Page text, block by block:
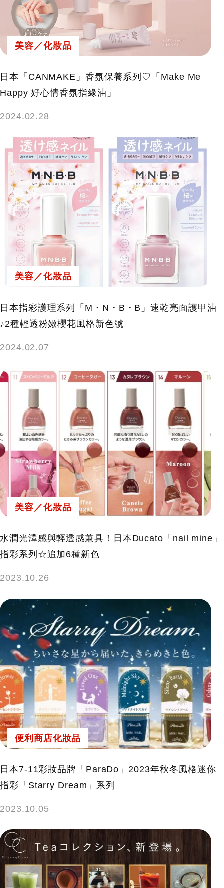
美容／化妝品
日本「CANMAKE」香氛保養系列♡「Make Me
Happy 好心情香氛指緣油」
2024.02.28
美容／化妝品
日本指彩護理系列「M・N・B・B」速乾亮面護甲油
♪2種輕透粉嫩櫻花風格新色號
2024.02.07
美容／化妝品
水潤光澤感與輕透感兼具！日本Ducato「nail mine」
指彩系列☆追加6種新色
2023.10.26
便利商店化妝品
日本7-11彩妝品牌「ParaDo」2023年秋冬風格迷你
指彩「Starry Dream」系列
2023.10.05